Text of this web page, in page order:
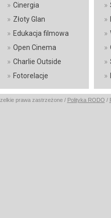
» Cinergia
» Złoty Glan
» Edukacja filmowa
» Open Cinema
» Charlie Outside
» Fotorelacje
»
»
»
»
»
»
prawa zastrzeżone / Polityka RODO /